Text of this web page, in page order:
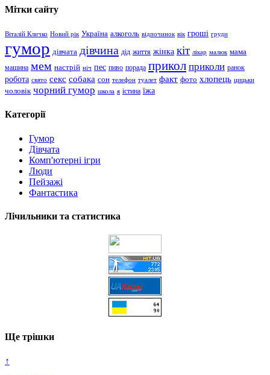
Мітки сайту
Віталій Кличко Новий рік Україна алкоголь відпочинок вік гроші груди
гумор дівчата дівчина дід життя жінка кіт лікар малюк мама
машина мем настрій ніч пес пиво порада прикол приколи ранок
робота свято секс собака сон телефон туалет факт фото хлопець цицьки
чоловік чорний гумор школа я істина їжа
Категорії
Гумор
Дівчата
Комп'ютерні ігри
Люди
Пейзажі
Фантастика
Лічильники та статистика
Ще трішки
↑